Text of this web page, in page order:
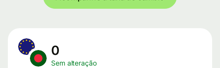
0
Sem alteração